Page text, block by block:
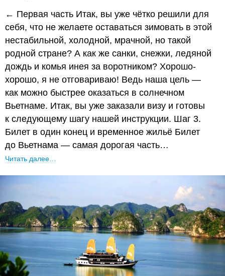
← Первая часть Итак, вы уже чётко решили для
себя, что не желаете оставаться зимовать в этой
нестабильной, холодной, мрачной, но такой
родной стране? А как же санки, снежки, ледяной
дождь и комья инея за воротником? Хорошо-
хорошо, я не отговариваю! Ведь наша цель —
как можно быстрее оказаться в солнечном
Вьетнаме. Итак, вы уже заказали визу и готовы
к следующему шагу нашей инструкции. Шаг 3.
Билет в один конец и временное жильё Билет
до Вьетнама — самая дорогая часть…
Читать далее…